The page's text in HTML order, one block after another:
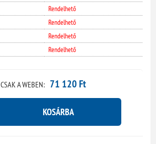
Rendelhető
Rendelhető
Rendelhető
Rendelhető
CSAK A WEBEN: 71 120 Ft
KOSÁRBA